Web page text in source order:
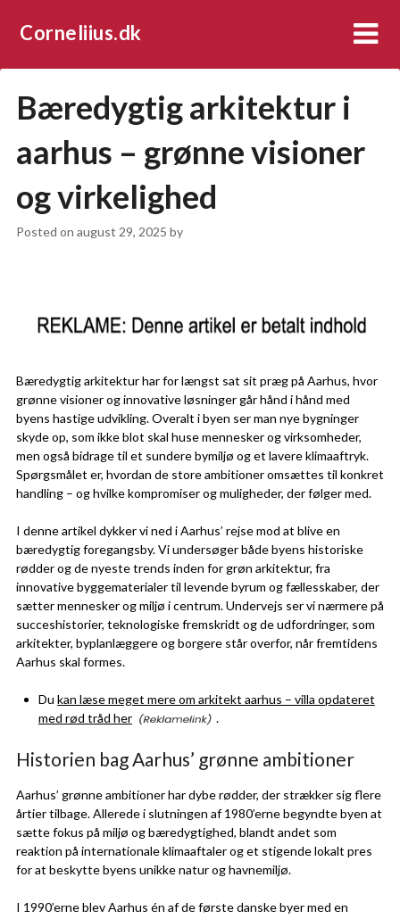
Corneliius.dk
Bæredygtig arkitektur i
aarhus – grønne visioner
og virkelighed
Posted on august 29, 2025 by
Bæredygtig arkitektur har for længst sat sit præg på Aarhus, hvor
grønne visioner og innovative løsninger går hånd i hånd med
byens hastige udvikling. Overalt i byen ser man nye bygninger
skyde op, som ikke blot skal huse mennesker og virksomheder,
men også bidrage til et sundere bymiljø og et lavere klimaaftryk.
Spørgsmålet er, hvordan de store ambitioner omsættes til konkret
handling – og hvilke kompromiser og muligheder, der følger med.
I denne artikel dykker vi ned i Aarhus’ rejse mod at blive en
bæredygtig foregangsby. Vi undersøger både byens historiske
rødder og de nyeste trends inden for grøn arkitektur, fra
innovative byggematerialer til levende byrum og fællesskaber, der
sætter mennesker og miljø i centrum. Undervejs ser vi nærmere på
succeshistorier, teknologiske fremskridt og de udfordringer, som
arkitekter, byplanlæggere og borgere står overfor, når fremtidens
Aarhus skal formes.
Du kan læse meget mere om arkitekt aarhus – villa opdateret
med rød tråd her
.
Historien bag Aarhus’ grønne ambitioner
Aarhus’ grønne ambitioner har dybe rødder, der strækker sig flere
årtier tilbage. Allerede i slutningen af 1980’erne begyndte byen at
sætte fokus på miljø og bæredygtighed, blandt andet som
reaktion på internationale klimaaftaler og et stigende lokalt pres
for at beskytte byens unikke natur og havnemiljø.
I 1990’erne blev Aarhus én af de første danske byer med en